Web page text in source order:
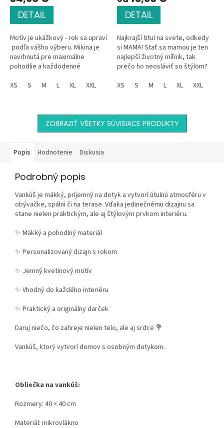
DETAIL
Motív je ukážkový - rok sa upraví
podľa vášho výberu. Mikina je
navrhnutá pre maximálne
pohodlie a každodenné
materiálu a vnútornej...
XS S M L XL XXL
DETAIL
Najkrajší titul na svete, odkedy
si MAMA! Stať sa mamou je ten
najlepší životný míľnik, tak
prečo ho neosláviť so štýlom?
elegantným nápisom „mama“,...
XS S M L XL XXL
ZOBRAZIŤ VŠETKY SÚVISIACE PRODUKTY
Popis Hodnotenie Diskusia
Podrobný popis
Vankúš je mäkký, príjemný na dotyk a vytvorí útulnú atmosféru v
obývačke, spálni či na terase. Vďaka jedinečnému dizajnu sa
stane nielen praktickým, ale aj štýlovým prvkom interiéru.
✨ Mäkký a pohodlný materiál
✨ Personalizovaný dizajn s rokom
✨ Jemný kvetinový motív
✨ Vhodný do každého interiéru
✨ Praktický a originálny darček
Daruj niečo, čo zahreje nielen telo, ale aj srdce 💐
Vankúš, ktorý vytvorí domov s osobným dotykom.
Obliečka na vankúš:
Rozmery: 40 × 40 cm
Materiál: mikrovlákno